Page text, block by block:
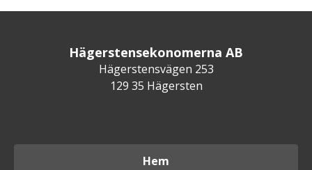
Hägerstensekonomerna AB
Hägerstensvägen 253
129 35 Hägersten
Hem